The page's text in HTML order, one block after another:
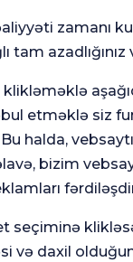
Eğitim
zamanı
tam azadlığınız
klikləməklə
etməklə siz
halda,
bizim
et seçiminə
və daxil